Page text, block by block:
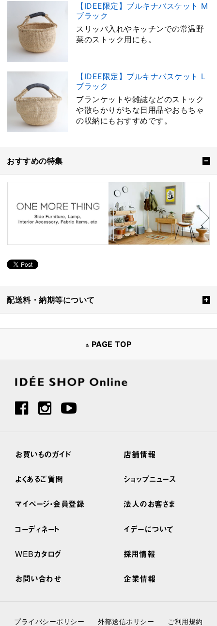
【IDEE限定】ブルキナバスケット M
ブラック
スリッパ入れやキッチンでの常温野
菜のストック用にも。
【IDEE限定】ブルキナバスケット L
ブラック
ブランケットや雑誌などのストック
や散らかりがちな日用品やおもちゃ
の収納にもおすすめです。
おすすめの特集
配送料・納期等について
PAGE TOP
お買いものガイド
よくあるご質問
マイページ・会員登録
コーディネート
WEBカタログ
お問い合わせ
店舗情報
ショップニュース
法人のお客さま
イデーについて
採用情報
企業情報
プライバシーポリシー 外部送信ポリシー ご利用規約